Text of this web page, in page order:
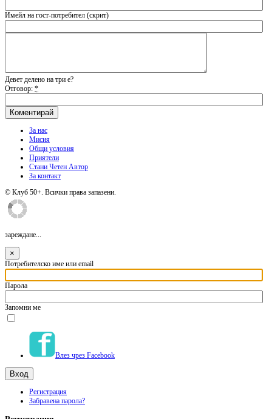
Имейл на гост-потребител (скрит)
Девет делено на три е?
Отговор: *
За нас
Мисия
Общи условия
Приятели
Стани Четен Автор
За контакт
© Клуб 50+. Всички права запазени.
зареждане...
×
Потребителско име или email
Парола
Запомни ме
Влез чрез Facebook
Регистрация
Забравена парола?